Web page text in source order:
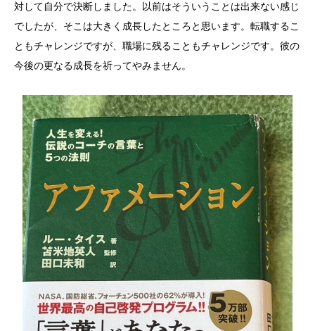
対して自分で決断しました。以前はそういうことは出来ない感じ
でしたが、そこは大きく成長したところと思います。転職するこ
ともチャレンジですが、職場に残ることもチャレンジです。彼の
今後の更なる成長を祈ってやみません。